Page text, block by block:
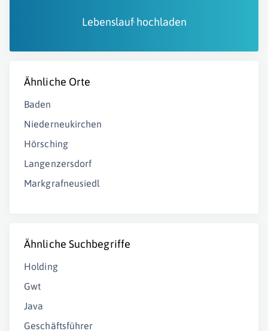
Lebenslauf hochladen
Ähnliche Orte
Baden
Niederneukirchen
Hörsching
Langenzersdorf
Markgrafneusiedl
Ähnliche Suchbegriffe
Holding
Gwt
Java
Geschäftsführer